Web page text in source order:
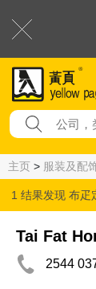
主页 > 服装及配
1 结果发现 布疋
Tai Fat
2544